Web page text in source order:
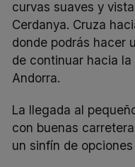
curvas suaves y
Cerdanya. Cruza
donde podrás hacer
de continuar hacia la
Andorra.
La llegada al
con buenas
un sinfín de